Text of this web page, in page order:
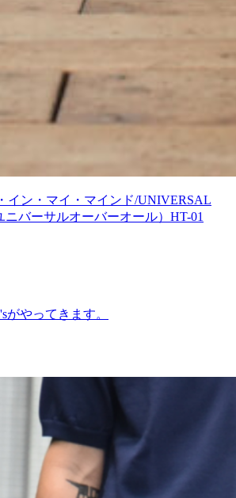
イン・マイ・マインド/UNIVERSAL
バーサルオーバーオール）HT-01
がやってきます。